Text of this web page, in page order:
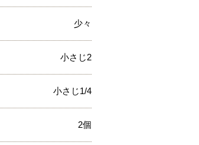
少々
小さじ2
小さじ1/4
2個